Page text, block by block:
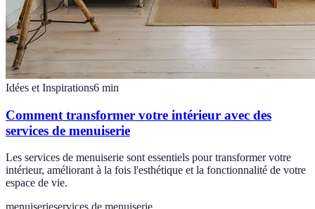
Idées et Inspirations6 min
Comment transformer votre intérieur avec des
services de menuiserie
Les services de menuiserie sont essentiels pour transformer votre
intérieur, améliorant à la fois l'esthétique et la fonctionnalité de votre
espace de vie.